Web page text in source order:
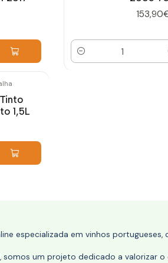
Quantidade
1,5L
especializada em vinhos
somos um projeto dedicado a valorizar